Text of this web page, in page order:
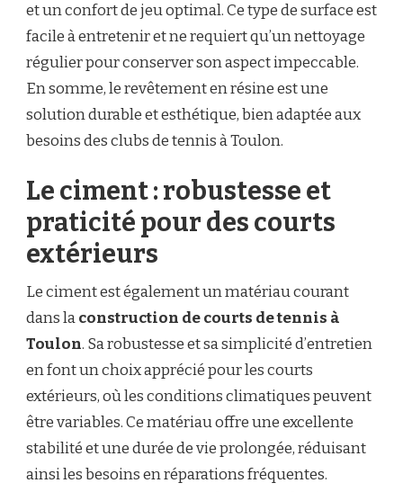
et un confort de jeu optimal. Ce type de surface est
facile à entretenir et ne requiert qu’un nettoyage
régulier pour conserver son aspect impeccable.
En somme, le revêtement en résine est une
solution durable et esthétique, bien adaptée aux
besoins des clubs de tennis à Toulon.
Le ciment : robustesse et
praticité pour des courts
extérieurs
Le ciment est également un matériau courant
dans laconstruction de courts de tennis à
Toulon. Sa robustesse et sa simplicité d’entretien
en font un choix apprécié pour les courts
extérieurs, où les conditions climatiques peuvent
être variables. Ce matériau offre une excellente
stabilité et une durée de vie prolongée, réduisant
ainsi les besoins en réparations fréquentes.